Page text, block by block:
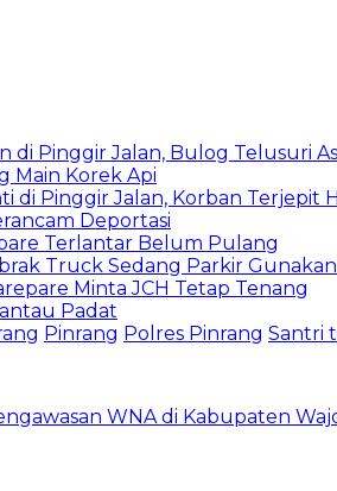
di Pinggir Jalan, Bulog Telusuri
Main Korek Api
Pinggir Jalan, Korban Terjepit
Deportasi
Terlantar Belum Pulang
Truck Sedang Parkir
Minta JCH Tetap Tenang
Padat
Pinrang Polres Pinrang Santri